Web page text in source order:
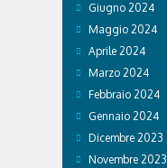
Giugno 2024
Maggio 2024
Aprile 2024
Marzo 2024
Febbraio 2024
Gennaio 2024
Dicembre 2023
Novembre 2023